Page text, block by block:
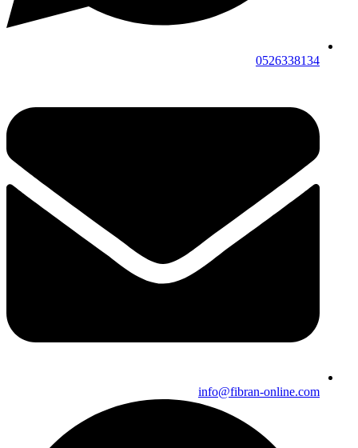
0526338134
info@fibran-online.com